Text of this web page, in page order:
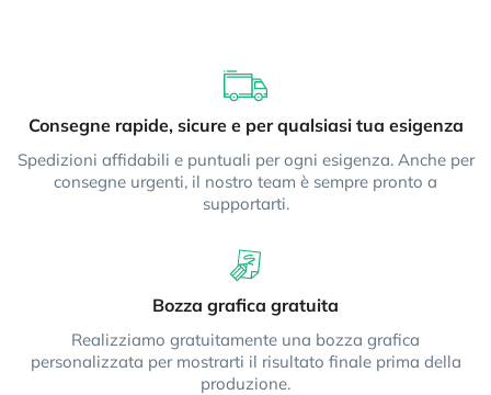
Consegne rapide, sicure e per qualsiasi tua esigenza
Spedizioni affidabili e puntuali per ogni esigenza. Anche per
consegne urgenti, il nostro team è sempre pronto a
supportarti.
Bozza grafica gratuita
Realizziamo gratuitamente una bozza grafica
personalizzata per mostrarti il risultato finale prima della
produzione.